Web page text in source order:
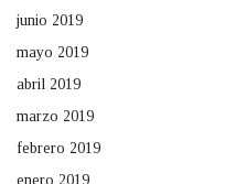
junio 2019
mayo 2019
abril 2019
marzo 2019
febrero 2019
enero 2019